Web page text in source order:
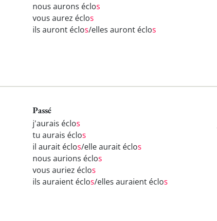
nous aurons éclos
vous aurez éclos
ils auront éclos/elles auront éclos
Passé
j'aurais éclos
tu aurais éclos
il aurait éclos/elle aurait éclos
nous aurions éclos
vous auriez éclos
ils auraient éclos/elles auraient éclos